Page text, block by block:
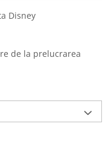
Disney
de la prelucrarea